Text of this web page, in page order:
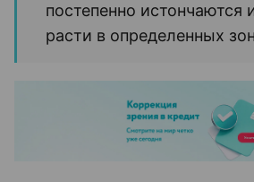
постепенно истончаются
расти в определенных